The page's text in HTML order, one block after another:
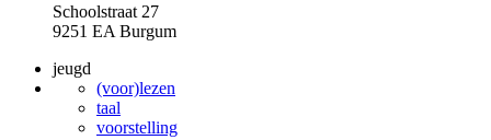
Schoolstraat 27
9251 EA Burgum
jeugd
(voor)lezen
taal
voorstelling